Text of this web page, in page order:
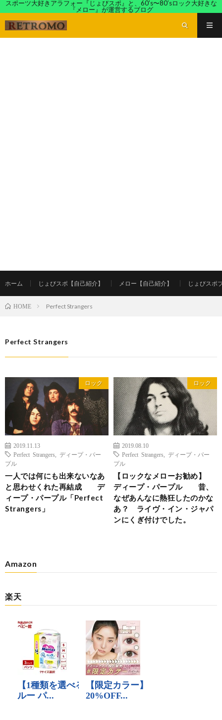
スポーツ大好きアラフォー『じょびスポ』と、60’s〜80’sロック大好きな
『メロー』が運営するブログ
ホーム じょびスポ【自己紹介】 メロー【自己紹介】 じょびスポ
HOME Perfect Strangers
Perfect Strangers
ロック
2019.11.13
Perfect Strangers
ディープ・パー
プル
一人では何にも出来ないなあ
と思わせくれた再結成 デ
ィープ・パープル「Perfect
Strangers」
ロック
2019.08.10
Perfect Strangers
ディープ・パー
プル
【ロックなメローお勧め】
ディープ・パープル 昔、
なぜあんなに熱狂したのかな
あ？ ライヴ・イン・ジャパ
ンにくぎ付けでした。
Amazon
楽天